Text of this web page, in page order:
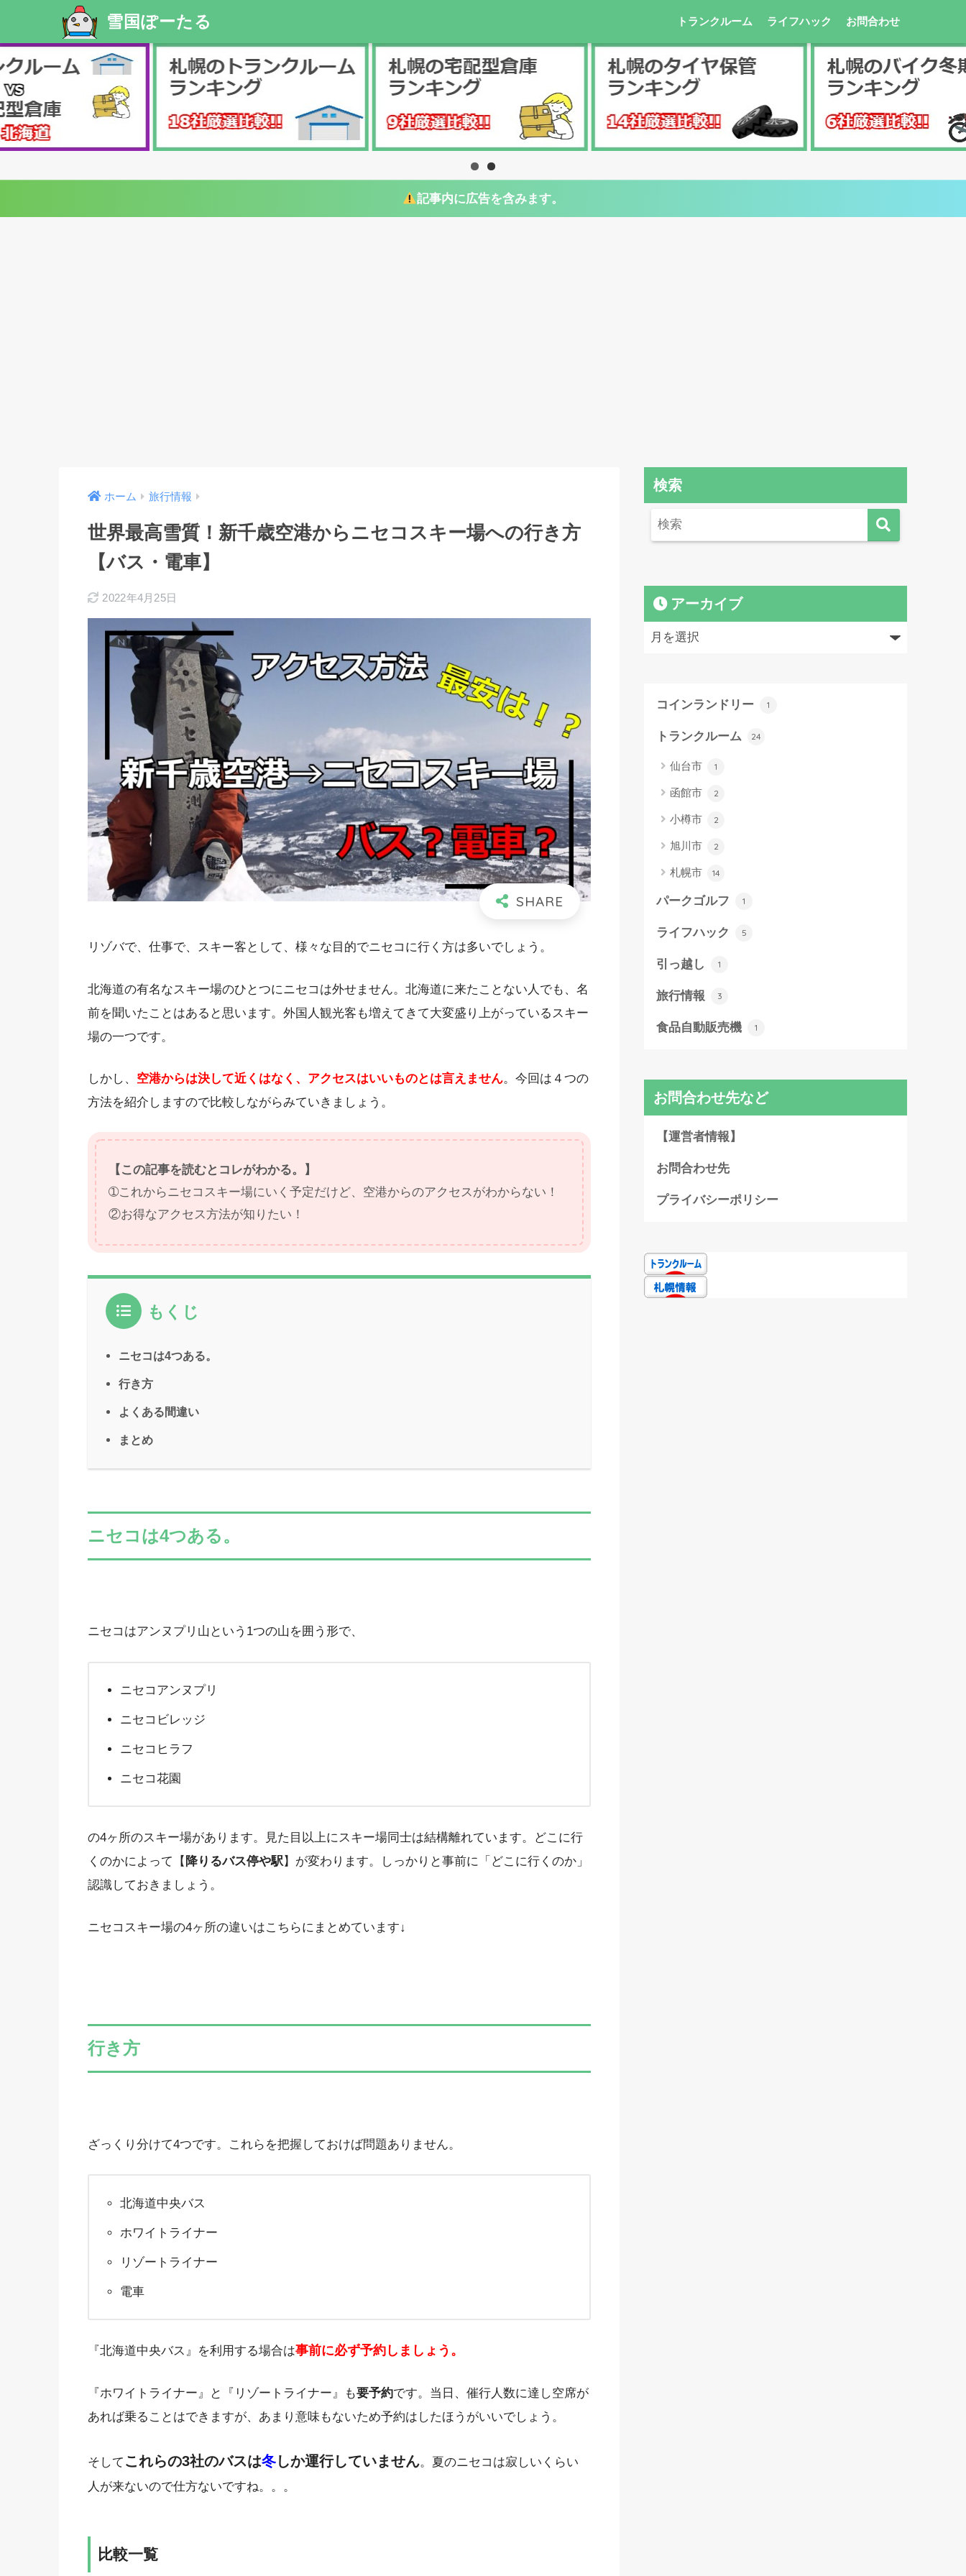
雪国ぽーたる トランクルーム ライフハック お問合わせ
記事内に広告を含みます。
ホーム 旅行情報
世界最高雪質！新千歳空港からニセコスキー場への行き方
【バス・電車】
2022年4月25日
リゾバで、仕事で、スキー客として、様々な目的でニセコに行く方は多いでしょう。
北海道の有名なスキー場のひとつにニセコは外せません。北海道に来たことない人でも、名
前を聞いたことはあると思います。外国人観光客も増えてきて大変盛り上がっているスキー
場の一つです。
しかし、 空港からは決して近くはなく、アクセスはいいものとは言えません。今回は４つの
方法を紹介しますので比較しながらみていきましょう。
【この記事を読むとコレがわかる。】
➀これからニセコスキー場にいく予定だけど、空港からのアクセスがわからない！
②お得なアクセス方法が知りたい！
もくじ
ニセコは4つある。
行き方
よくある間違い
まとめ
ニセコは4つある。
ニセコはアンヌプリ山という1つの山を囲う形で、
ニセコアンヌプリ
ニセコビレッジ
ニセコヒラフ
ニセコ花園
の4ヶ所のスキー場があります。見た目以上にスキー場同士は結構離れています。どこに行
くのかによって【 降りるバス停や駅】が変わります。しっかりと事前に「どこに行くのか」
認識しておきましょう。
ニセコスキー場の4ヶ所の違いはこちらにまとめています↓
行き方
ざっくり分けて4つです。これらを把握しておけば問題ありません。
北海道中央バス
ホワイトライナー
リゾートライナー
電車
『北海道中央バス』を利用する場合は事前に必ず予約しましょう。
『ホワイトライナー』と『リゾートライナー』も要予約です。当日、催行人数に達し空席が
あれば乗ることはできますが、あまり意味もないため予約はしたほうがいいでしょう。
そして これらの3社のバスは冬しか運行していません。夏のニセコは寂しいくらい
人が来ないので仕方ないですね。。。
比較一覧
検索
アーカイブ
コインランドリー 1
トランクルーム 24
仙台市 1
函館市 2
小樽市 2
旭川市 2
札幌市 14
パークゴルフ 1
ライフハック 5
引っ越し 1
旅行情報 3
食品自動販売機 1
お問合わせ先など
【運営者情報】
お問合わせ先
プライバシーポリシー